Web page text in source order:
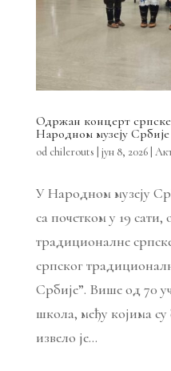
Одржан концерт српске
Народном музеју Србије
od chilerouts јун 8, 2026|
У Народном музеју
са почетком у 19
традиционалне
српског
Србије”. Више од 70
школа, међу којима
извело је...